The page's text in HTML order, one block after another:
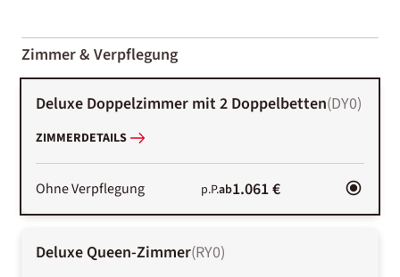
01-02
Zimmer & Verpflegung
Deluxe Doppelzimmer mit 2 Doppelbetten(DY0)
ZIMMERDETAILS
Ohne Verpflegung p.P.ab1.061 €
Deluxe Queen-Zimmer(RY0)